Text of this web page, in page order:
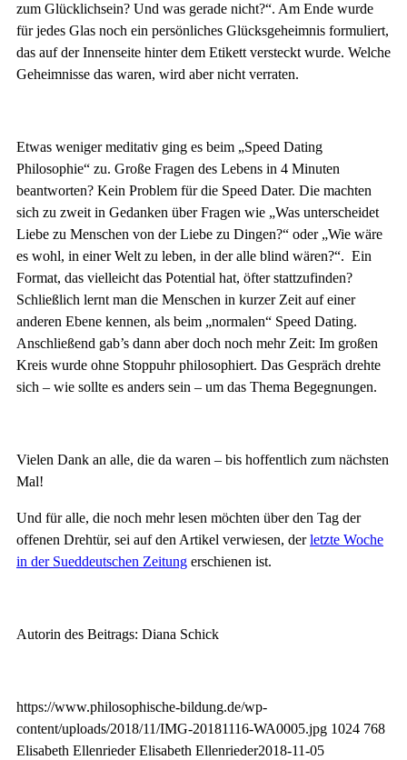
zum Glücklichsein? Und was gerade nicht?“. Am Ende wurde
für jedes Glas noch ein persönliches Glücksgeheimnis formuliert,
das auf der Innenseite hinter dem Etikett versteckt wurde. Welche
Geheimnisse das waren, wird aber nicht verraten.
Etwas weniger meditativ ging es beim „Speed Dating
Philosophie“ zu. Große Fragen des Lebens in 4 Minuten
beantworten? Kein Problem für die Speed Dater. Die machten
sich zu zweit in Gedanken über Fragen wie „Was unterscheidet
Liebe zu Menschen von der Liebe zu Dingen?“ oder „Wie wäre
es wohl, in einer Welt zu leben, in der alle blind wären?“. Ein
Format, das vielleicht das Potential hat, öfter stattzufinden?
Schließlich lernt man die Menschen in kurzer Zeit auf einer
anderen Ebene kennen, als beim „normalen“ Speed Dating.
Anschließend gab’s dann aber doch noch mehr Zeit: Im großen
Kreis wurde ohne Stoppuhr philosophiert. Das Gespräch drehte
sich – wie sollte es anders sein – um das Thema Begegnungen.
Vielen Dank an alle, die da waren – bis hoffentlich zum nächsten
Mal!
Und für alle, die noch mehr lesen möchten über den Tag der
offenen Drehtür, sei auf den Artikel verwiesen, derletzte Woche
in der Sueddeutschen Zeitung erschienen ist.
Autorin des Beitrags: Diana Schick
https://www.philosophische-bildung.de/wp-
content/uploads/2018/11/IMG-20181116-WA0005.jpg 1024 768
Elisabeth Ellenrieder Elisabeth Ellenrieder2018-11-05